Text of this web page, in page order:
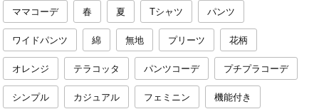
ママコーデ 春 夏 Tシャツ パンツ
ワイドパンツ 綿 無地 プリーツ 花柄
オレンジ テラコッタ パンツコーデ プチプラコーデ
シンプル カジュアル フェミニン 機能付き